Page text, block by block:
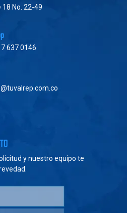
18 No. 22-49
637 0146
y nuestro equipo te